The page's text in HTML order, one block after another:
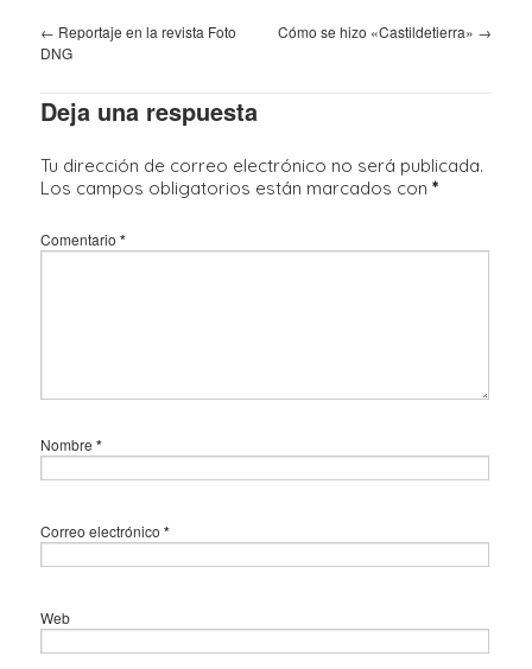
← Reportaje en la revista Foto
DNG
Cómo se hizo «Castildetierra» →
Deja una respuesta
Tu dirección de correo electrónico no será publicada.
Los campos obligatorios están marcados con *
Comentario *
Nombre *
Correo electrónico *
Web